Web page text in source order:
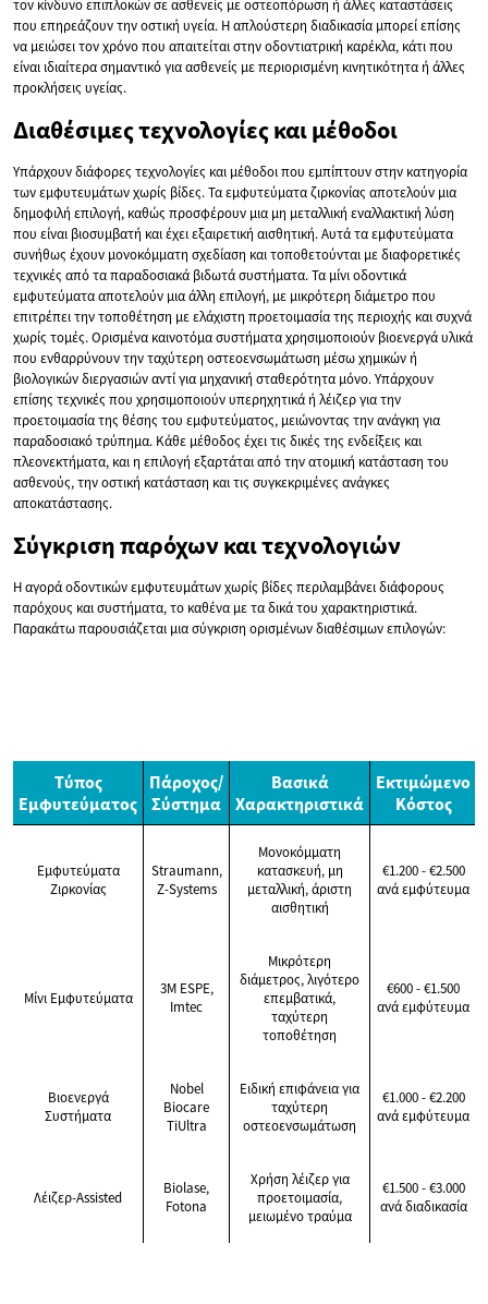
τον κίνδυνο επιπλοκών σε ασθενείς με οστεοπόρωση ή άλλες καταστάσεις
που επηρεάζουν την οστική υγεία. Η απλούστερη διαδικασία μπορεί επίσης
να μειώσει τον χρόνο που απαιτείται στην οδοντιατρική καρέκλα, κάτι που
είναι ιδιαίτερα σημαντικό για ασθενείς με περιορισμένη κινητικότητα ή άλλες
προκλήσεις υγείας.
Διαθέσιμες τεχνολογίες και μέθοδοι
Υπάρχουν διάφορες τεχνολογίες και μέθοδοι που εμπίπτουν στην κατηγορία
των εμφυτευμάτων χωρίς βίδες. Τα εμφυτεύματα ζιρκονίας αποτελούν μια
δημοφιλή επιλογή, καθώς προσφέρουν μια μη μεταλλική εναλλακτική λύση
που είναι βιοσυμβατή και έχει εξαιρετική αισθητική. Αυτά τα εμφυτεύματα
συνήθως έχουν μονοκόμματη σχεδίαση και τοποθετούνται με διαφορετικές
τεχνικές από τα παραδοσιακά βιδωτά συστήματα. Τα μίνι οδοντικά
εμφυτεύματα αποτελούν μια άλλη επιλογή, με μικρότερη διάμετρο που
επιτρέπει την τοποθέτηση με ελάχιστη προετοιμασία της περιοχής και συχνά
χωρίς τομές. Ορισμένα καινοτόμα συστήματα χρησιμοποιούν βιοενεργά υλικά
που ενθαρρύνουν την ταχύτερη οστεοενσωμάτωση μέσω χημικών ή
βιολογικών διεργασιών αντί για μηχανική σταθερότητα μόνο. Υπάρχουν
επίσης τεχνικές που χρησιμοποιούν υπερηχητικά ή λέιζερ για την
προετοιμασία της θέσης του εμφυτεύματος, μειώνοντας την ανάγκη για
παραδοσιακό τρύπημα. Κάθε μέθοδος έχει τις δικές της ενδείξεις και
πλεονεκτήματα, και η επιλογή εξαρτάται από την ατομική κατάσταση του
ασθενούς, την οστική κατάσταση και τις συγκεκριμένες ανάγκες
αποκατάστασης.
Σύγκριση παρόχων και τεχνολογιών
Η αγορά οδοντικών εμφυτευμάτων χωρίς βίδες περιλαμβάνει διάφορους
παρόχους και συστήματα, το καθένα με τα δικά του χαρακτηριστικά.
Παρακάτω παρουσιάζεται μια σύγκριση ορισμένων διαθέσιμων επιλογών:
Τύπος
Εμφυτεύματος
Πάροχος/
Σύστημα
Βασικά
Χαρακτηριστικά
Εκτιμώμενο
Κόστος
Εμφυτεύματα
Ζιρκονίας
Straumann,
Z-Systems
Μονοκόμματη
κατασκευή, μη
μεταλλική, άριστη
αισθητική
€1.200 - €2.500
ανά εμφύτευμα
Μίνι Εμφυτεύματα
3M ESPE,
Imtec
Μικρότερη
διάμετρος, λιγότερο
επεμβατικά,
ταχύτερη
τοποθέτηση
€600 - €1.500
ανά εμφύτευμα
Βιοενεργά
Συστήματα
Nobel
Biocare
TiUltra
Ειδική επιφάνεια για
ταχύτερη
οστεοενσωμάτωση
€1.000 - €2.200
ανά εμφύτευμα
Λέιζερ-Assisted
Biolase,
Fotona
Χρήση λέιζερ για
προετοιμασία,
μειωμένο τραύμα
€1.500 - €3.000
ανά διαδικασία